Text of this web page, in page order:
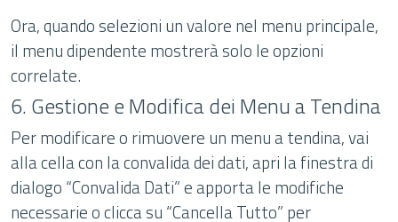
Ora, quando selezioni un valore nel menu principale,
il menu dipendente mostrerà solo le opzioni
correlate.
6. Gestione e Modifica dei Menu a Tendina
Per modificare o rimuovere un menu a tendina, vai
alla cella con la convalida dei dati, apri la finestra di
dialogo “Convalida Dati” e apporta le modifiche
necessarie o clicca su “Cancella Tutto” per